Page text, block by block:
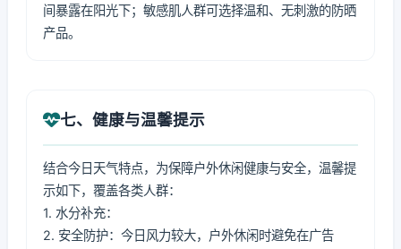
间暴露在阳光下；敏感肌人群可选择温和、无刺激的防晒
产品。
七、健康与温馨提示
结合今日天气特点，为保障户外休闲健康与安全，温馨提
示如下，覆盖各类人群：
1. 水分补充：
2. 安全防护：今日风力较大，户外休闲时避免在广告